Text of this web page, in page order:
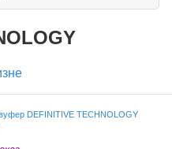
to
contents
DEFINITIVE TECHNOLOGY